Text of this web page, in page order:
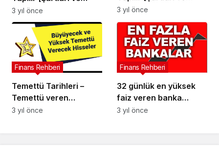
Maaşları]
3 yıl önce
Maaşları]
3 yıl önce
Temettü Tarihleri –
Temettü veren
hisseler!Temettü
Finans Rehberi
3 yıl önce
32 günlük en yüksek
faiz veren banka
hangisi? Bankalar
Finans Rehberi
3 yıl önce